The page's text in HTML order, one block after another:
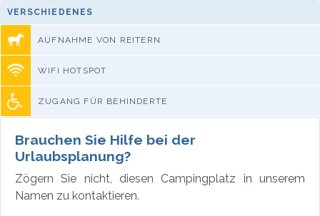
VERSCHIEDENES
AUFNAHME VON REITERN
WIFI HOTSPOT
ZUGANG FÜR BEHINDERTE
Brauchen Sie Hilfe bei der
Urlaubsplanung?
Zögern Sie nicht, diesen Campingplatz in unserem
Namen zu kontaktieren.